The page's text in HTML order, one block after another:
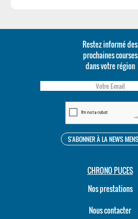
Restez informé des
prochaines courses
dans votre région
CHRONO PUCES
Nos prestations
Nous contacter